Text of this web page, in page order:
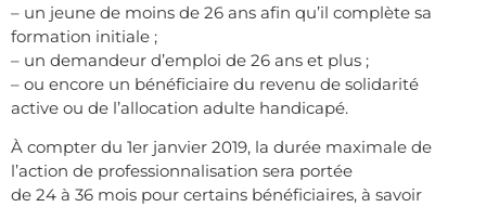
– un jeune de moins de 26 ans afin qu’il complète sa
formation initiale ;
– un demandeur d’emploi de 26 ans et plus ;
– ou encore un bénéficiaire du revenu de solidarité
active ou de l’allocation adulte handicapé.
À compter du 1er janvier 2019, la durée maximale de
l’action de professionnalisation sera portée
de 24 à 36 mois pour certains bénéficiaires, à savoir